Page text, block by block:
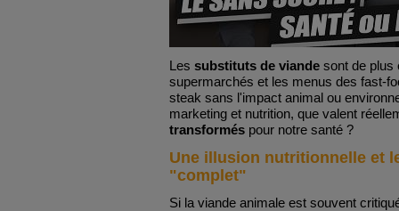
Les substituts de viande sont de plus
supermarchés et les menus des fast-
steak sans l'impact animal ou
marketing et nutrition, que valent
transformés pour notre santé ?
Une illusion nutritionnelle et
"complet"
Si la viande animale est souvent